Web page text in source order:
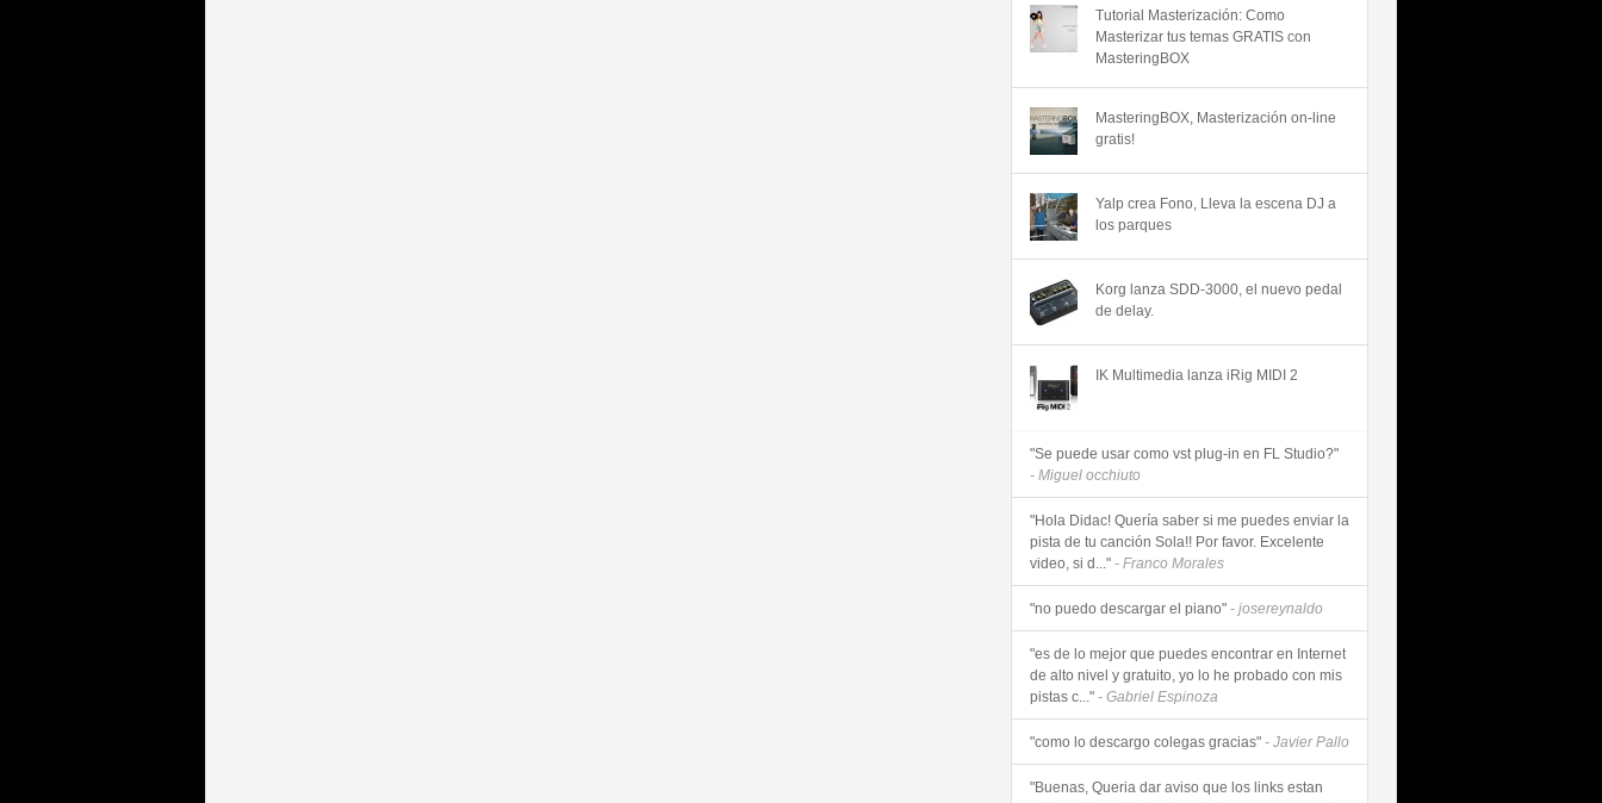
Tutorial Masterización: Como
Masterizar tus temas GRATIS con
MasteringBOX
MasteringBOX, Masterización on-line
gratis!
Yalp crea Fono, Lleva la escena DJ a
los parques
Korg lanza SDD-3000, el nuevo pedal
de delay.
IK Multimedia lanza iRig MIDI 2
"Se puede usar como vst plug-in en FL Studio?"
- Miguel occhiuto
"Hola Didac! Quería saber si me puedes enviar la
pista de tu canción Sola!! Por favor. Excelente
video, si d..." - Franco Morales
"no puedo descargar el piano" - josereynaldo
"es de lo mejor que puedes encontrar en Internet
de alto nivel y gratuito, yo lo he probado con mis
pistas c..." - Gabriel Espinoza
"como lo descargo colegas gracias" - Javier Pallo
"Buenas, Queria dar aviso que los links estan